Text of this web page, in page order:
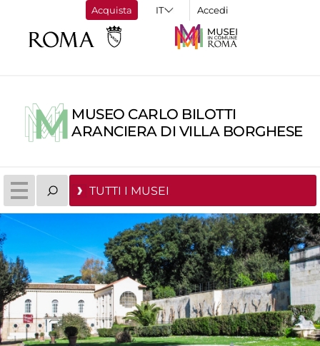
Acquista Accedi
MUSEO CARLO BILOTTI
ARANCIERA DI VILLA BORGHESE
TUTTI I MUSEI